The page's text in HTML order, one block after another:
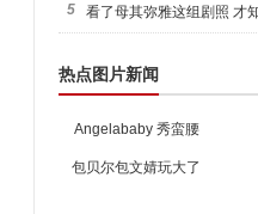
5 看了母其弥雅这组剧照 才
热点图片新闻
Angelababy 秀蛮腰
包贝尔包文婧玩大了